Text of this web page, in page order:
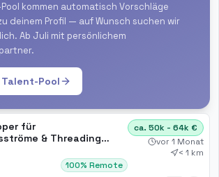
kommen automatisch Vorschläge
deinem Profil — auf Wunsch suchen wir
Ab Juli mit persönlichem
Pool
für
& Threading
oder Remote
100% Remote
ca. 50k - 64k €
vor 1 Monat
< 1 km